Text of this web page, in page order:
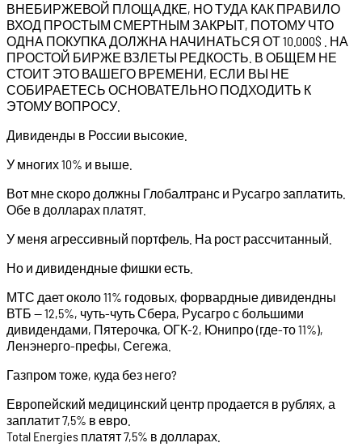
ВНЕБИРЖЕВОЙ ПЛОЩАДКЕ, НО ТУДА КАК ПРАВИЛО
ВХОД ПРОСТЫМ СМЕРТНЫМ ЗАКРЫТ, ПОТОМУ ЧТО
ОДНА ПОКУПКА ДОЛЖНА НАЧИНАТЬСЯ ОТ 10.000$ . НА
ПРОСТОЙ БИРЖЕ ВЗЛЕТЫ РЕДКОСТЬ. В ОБЩЕМ НЕ
СТОИТ ЭТО ВАШЕГО ВРЕМЕНИ, ЕСЛИ ВЫ НЕ
СОБИРАЕТЕСЬ ОСНОВАТЕЛЬНО ПОДХОДИТЬ К
ЭТОМУ ВОПРОСУ.
Дивиденды в России высокие.
У многих 10% и выше.
Вот мне скоро должны Глобалтранс и Русагро заплатить.
Обе в долларах платят.
У меня агрессивный портфель. На рост рассчитанный.
Но и дивидендные фишки есть.
МТС дает около 11% годовых, форвардные дивидендны
ВТБ — 12,5%, чуть-чуть Сбера, Русагро с большими
дивидендами, Пятерочка, ОГК-2, Юнипро (где-то 11%),
Ленэнерго-префы, Сегежа.
Газпром тоже, куда без него?
Европейский медицинский центр продается в рублях, а
заплатит 7,5% в евро.
Total Energies платят 7,5% в долларах.